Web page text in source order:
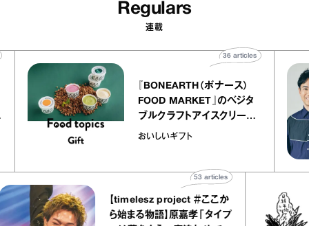
Regulars
連載
ャ
『BONEARTH（ボナース）
FOOD MARKET』のベジタ
ブルクラフトアイスクリーム
｜真野知子の「おいしいギフ
おいしいギフト
36articles
【timelesz project ＃ここか
ら始まる物語】原嘉孝「タイプ
articles